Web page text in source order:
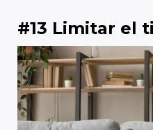
#13 Limitar el